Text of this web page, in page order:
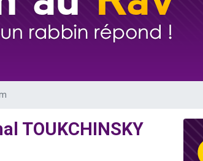
sur WhatsApp
groupe sur Zoom
TOUKCHINSKY